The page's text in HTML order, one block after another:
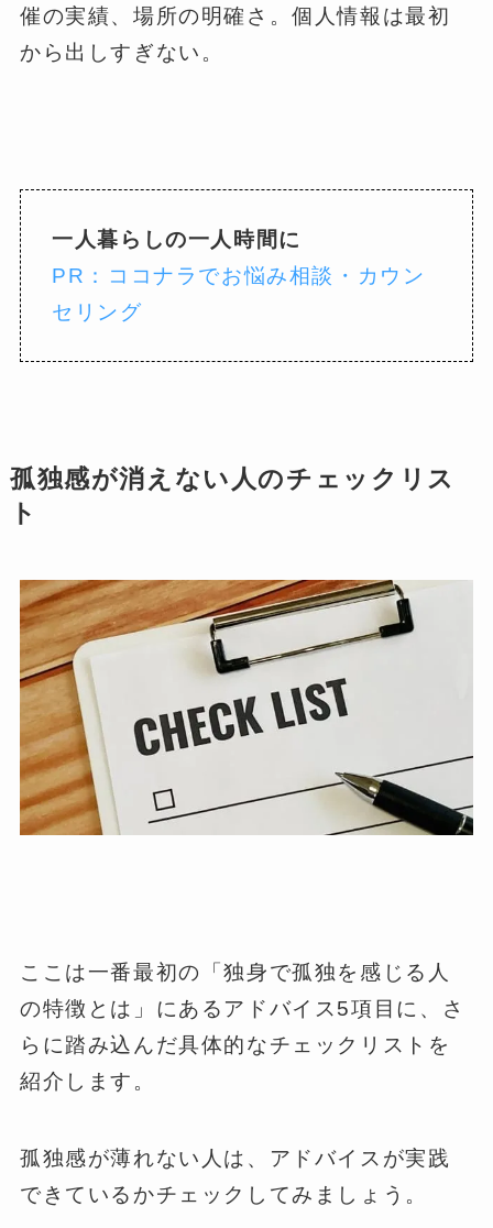
催の実績、場所の明確さ。個人情報は最初
から出しすぎない。
一人暮らしの一人時間に
PR：ココナラでお悩み相談・カウン
セリング
孤独感が消えない人のチェックリス
ト
ここは一番最初の「独身で孤独を感じる人
の特徴とは」にあるアドバイス5項目に、さ
らに踏み込んだ具体的なチェックリストを
紹介します。
孤独感が薄れない人は、アドバイスが実践
できているかチェックしてみましょう。